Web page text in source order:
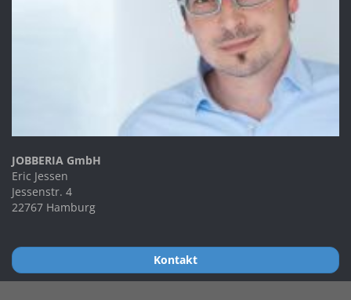
JOBBERIA GmbH
Eric Jessen
Jessenstr. 4
22767 Hamburg
Kontakt